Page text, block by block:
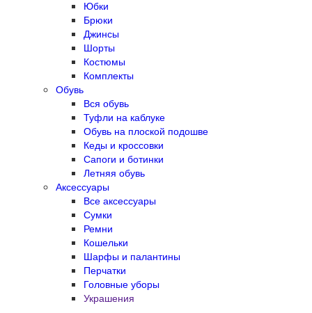
Юбки
Брюки
Джинсы
Шорты
Костюмы
Комплекты
Обувь
Вся обувь
Туфли на каблуке
Обувь на плоской подошве
Кеды и кроссовки
Сапоги и ботинки
Летняя обувь
Аксессуары
Все аксессуары
Сумки
Ремни
Кошельки
Шарфы и палантины
Перчатки
Головные уборы
Украшения